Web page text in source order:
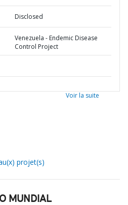
Disclosed
Venezuela - Endemic Disease
Control Project
Voir la suite
projet(s)
MUNDIAL